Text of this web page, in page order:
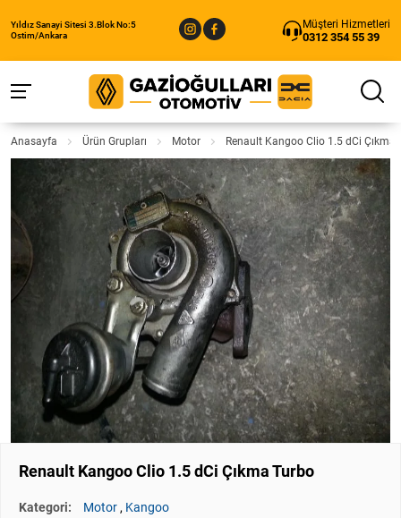
Yıldız Sanayi Sitesi 3.Blok No:5
Ostim/Ankara
Müşteri Hizmetleri
0312 354 55 39
Anasayfa Ürün Grupları Motor Renault Kangoo Clio 1.5 dCi Çıkma
Renault Kangoo Clio 1.5 dCi Çıkma Turbo
Kategori: Motor, Kangoo